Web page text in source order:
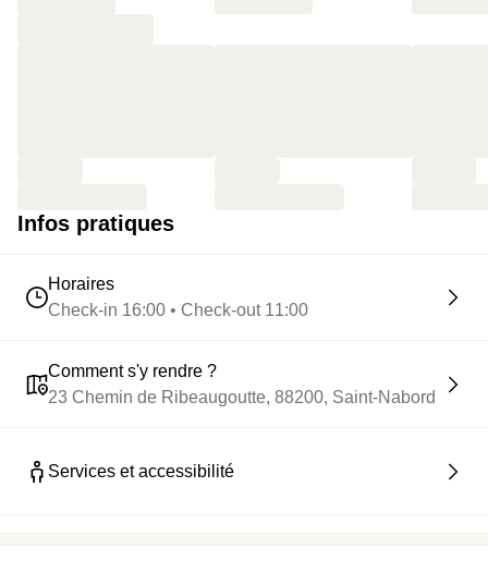
Infos pratiques
Horaires
Check-in 16:00 • Check-out 11:00
Comment s'y rendre ?
23 Chemin de Ribeaugoutte, 88200, Saint-Nabord
Services et accessibilité